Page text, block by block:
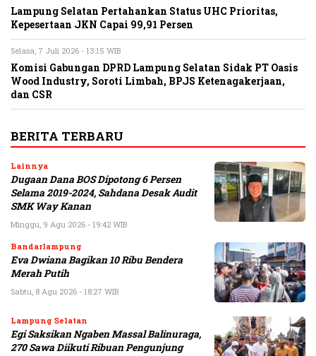
Lampung Selatan Pertahankan Status UHC Prioritas,
Kepesertaan JKN Capai 99,91 Persen
Selasa, 7 Juli 2026 - 13:15 WIB
Komisi Gabungan DPRD Lampung Selatan Sidak PT Oasis
Wood Industry, Soroti Limbah, BPJS Ketenagakerjaan,
dan CSR
BERITA TERBARU
Lainnya
Dugaan Dana BOS Dipotong 6 Persen
Selama 2019-2024, Sahdana Desak Audit
SMK Way Kanan
Minggu, 9 Agu 2026 - 19:42 WIB
Bandarlampung
Eva Dwiana Bagikan 10 Ribu Bendera
Merah Putih
Sabtu, 8 Agu 2026 - 18:27 WIB
Lampung Selatan
Egi Saksikan Ngaben Massal Balinuraga,
270 Sawa Diikuti Ribuan Pengunjung